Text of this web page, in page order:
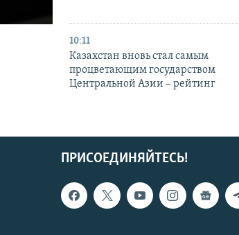
10:11
Казахстан вновь стал самым
процветающим государством
Центральной Азии – рейтинг
ПРИСОЕДИНЯЙТЕСЬ!